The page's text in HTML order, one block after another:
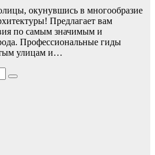
окунувшись в многообразие
Предлагает вам
по самым значимым и
Профессиональные гиды
улицам и…